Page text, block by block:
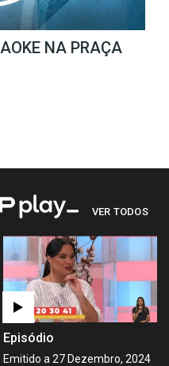
NA PRAÇA
VER TODOS
Episódio
Emitido a 27 Dezembro, 2024